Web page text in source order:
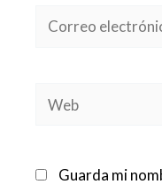
Correo
Web
Guarda mi